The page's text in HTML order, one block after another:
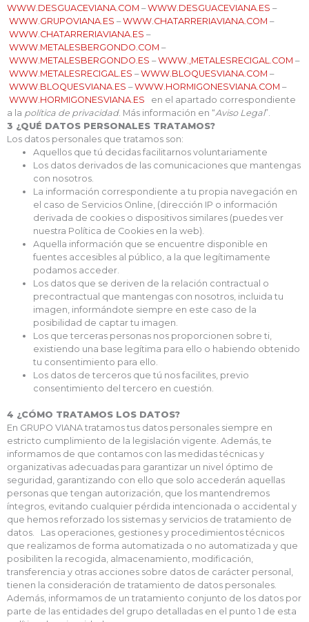
WWW.DESGUACEVIANA.COM –WWW.DESGUACEVIANA.ES –
WWW.GRUPOVIANA.ES –WWW.CHATARRERIAVIANA.COM –
WWW.CHATARRERIAVIANA.ES –
WWW.METALESBERGONDO.COM –
WWW.METALESBERGONDO.ES –WWW.,METALESRECIGAL.COM –
WWW.METALESRECIGAL.ES –WWW.BLOQUESVIANA.COM –
WWW.BLOQUESVIANA.ES –WWW.HORMIGONESVIANA.COM –
WWW.HORMIGONESVIANA.ES en el apartado correspondiente
a la política de privacidad. Más información en “Aviso Legal”.
3 ¿QUÉ DATOS PERSONALES TRATAMOS?
Los datos personales que tratamos son:
Aquellos que tú decidas facilitarnos voluntariamente
Los datos derivados de las comunicaciones que mantengas
con nosotros.
La información correspondiente a tu propia navegación en
el caso de Servicios Online, (dirección IP o información
derivada de cookies o dispositivos similares (puedes ver
nuestra Política de Cookies en la web).
Aquella información que se encuentre disponible en
fuentes accesibles al público, a la que legítimamente
podamos acceder.
Los datos que se deriven de la relación contractual o
precontractual que mantengas con nosotros, incluida tu
imagen, informándote siempre en este caso de la
posibilidad de captar tu imagen.
Los que terceras personas nos proporcionen sobre ti,
existiendo una base legítima para ello o habiendo obtenido
tu consentimiento para ello.
Los datos de terceros que tú nos facilites, previo
consentimiento del tercero en cuestión.
4 ¿CÓMO TRATAMOS LOS DATOS?
En GRUPO VIANA tratamos tus datos personales siempre en
estricto cumplimiento de la legislación vigente. Además, te
informamos de que contamos con las medidas técnicas y
organizativas adecuadas para garantizar un nivel óptimo de
seguridad, garantizando con ello que solo accederán aquellas
personas que tengan autorización, que los mantendremos
íntegros, evitando cualquier pérdida intencionada o accidental y
que hemos reforzado los sistemas y servicios de tratamiento de
datos. Las operaciones, gestiones y procedimientos técnicos
que realizamos de forma automatizada o no automatizada y que
posibiliten la recogida, almacenamiento, modificación,
transferencia y otras acciones sobre datos de carácter personal,
tienen la consideración de tratamiento de datos personales.
Además, informamos de un tratamiento conjunto de los datos por
parte de las entidades del grupo detalladas en el punto 1 de esta